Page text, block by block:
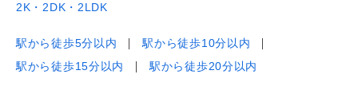
2K・2DK・2LDK
駅から徒歩5分以内
駅から徒歩10分以内
駅から徒歩15分以内
駅から徒歩20分以内